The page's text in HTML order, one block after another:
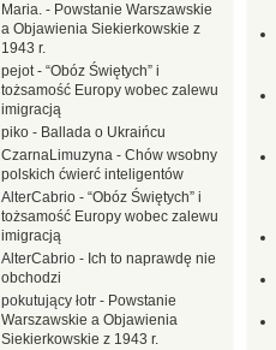
Maria. - Powstanie Warszawskie
a Objawienia Siekierkowskie z
1943 r.
pejot- “Obóz Świętych” i
tożsamość Europy wobec zalewu
imigracją
piko - Ballada o Ukraińcu
CzarnaLimuzyna - Chów wsobny
polskich ćwierć inteligentów
AlterCabrio - “Obóz Świętych” i
tożsamość Europy wobec zalewu
imigracją
AlterCabrio - Ich to naprawdę nie
obchodzi
pokutujący łotr - Powstanie
Warszawskie a Objawienia
Siekierkowskie z 1943 r.